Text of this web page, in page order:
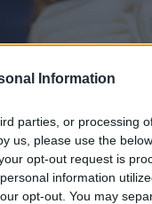
Information
parties, or processing
us, please use the
opt-out request is
information
opt-out. You may